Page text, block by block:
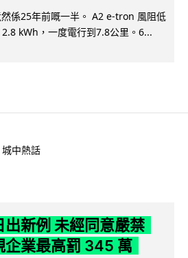
係25年前嘅一半。 A2 e-tron 風阻低
kWh，一度電行到7.8公里。6...
城中熱話
出新例 未經同意嚴禁
業最高罰 345 萬